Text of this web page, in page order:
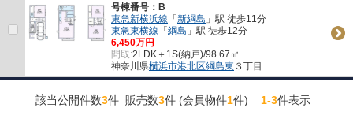
号棟番号：B
東急新横浜線 「新綱島 」駅 徒歩11分
東急東横線 「綱島 」駅 徒歩12分
6,450万円
間取:2LDK＋1S(納戸)/98.67㎡
神奈川県横浜市港北区綱島東 ３丁目
該当公開件数3件 販売数3件 (会員物件1件) 1-3件表示